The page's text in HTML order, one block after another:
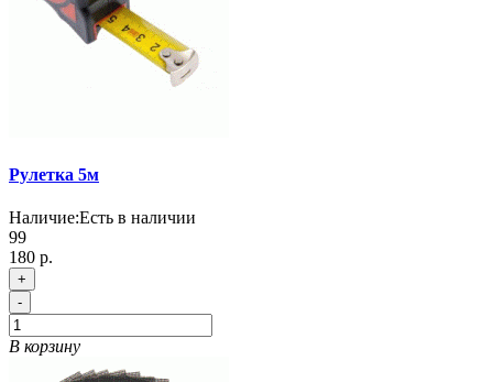
Рулетка 5м
Наличие:Есть в наличии
99
180 р.
+
-
В корзину